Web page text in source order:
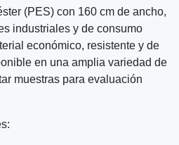
(PES) con 160 cm de ancho,
industriales y de consumo
económico, resistente y de
en una amplia variedad de
muestras para evaluación